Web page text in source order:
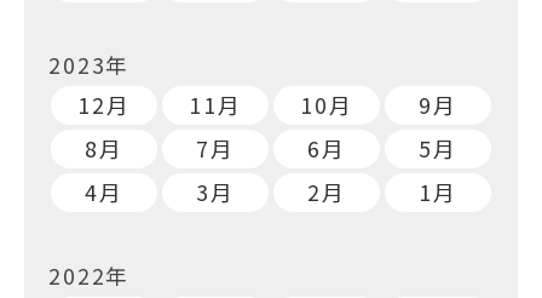
2023年
12月
11月 10月
9月
8月
7月 6月
5月
4月
3月 2月 1月
2022年